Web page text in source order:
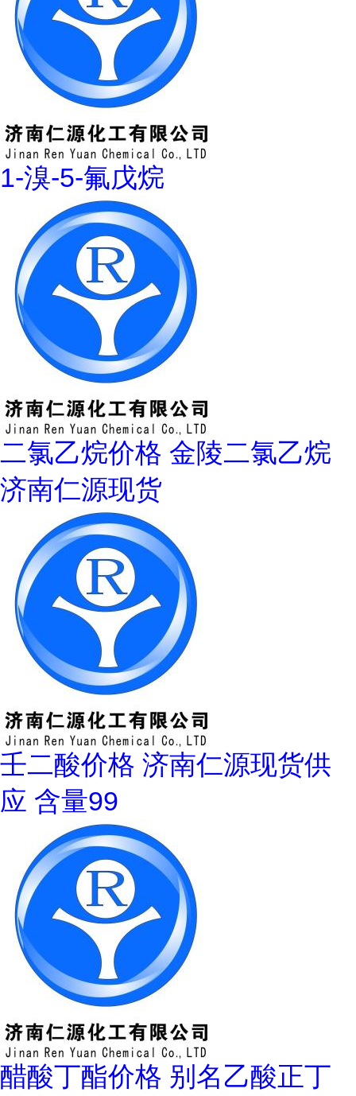
1-溴-5-氟戊烷
二氯乙烷价格 金陵二氯乙烷
济南仁源现货
壬二酸价格 济南仁源现货供
应 含量99
醋酸丁酯价格 别名乙酸正丁